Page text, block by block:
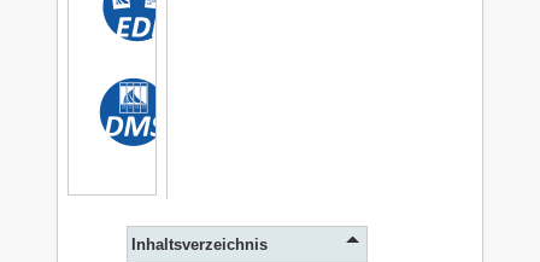
Inhaltsverzeichnis